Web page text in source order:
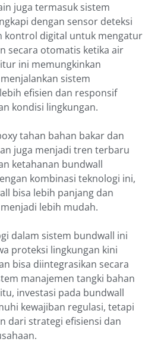
juga termasuk sistem
dengan sensor deteksi
kontrol digital untuk mengatur
secara otomatis ketika air
ini memungkinkan
sistem
efisien dan responsif
kondisi lingkungan.
tahan bahan bakar dan
juga menjadi tren terbaru
ketahanan bundwall
kombinasi teknologi ini,
bisa lebih panjang dan
lebih mudah.
dalam sistem bundwall ini
proteksi lingkungan kini
bisa diintegrasikan secara
manajemen tangki bahan
investasi pada bundwall
kewajiban regulasi, tetapi
dari strategi efisiensi dan